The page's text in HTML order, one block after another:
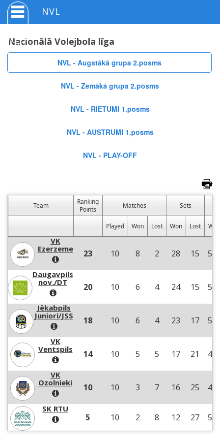
NVL
Nacionālā Volejbola līga
NVL - Augstākā grupa 2.posms
NVL - Zemākā grupa 2.posms
NVL - RIETUMI 1.posms
NVL - AUSTRUMI 1.posms
NVL - PLAY-OFF
Team
Ranking
Points
Matches Sets
Played Won Lost Won Lost Won
VK
Ezerzeme
23 10 8 2 28 15
Daugavpils
nov./DT
20 10 6 4 24 15
Jēkabpils
Juniori/JSS
18 10 6 4 23 17
VK
Ventspils
14 10 5 5 17 21
VK
Ozolnieki
10 10 3 7 16 25
SK RTU
5 10 2 8 12 27